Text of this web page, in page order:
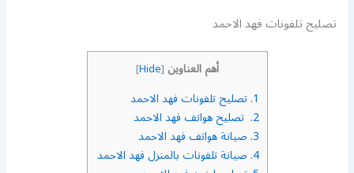
تصليح تلفونات فهد الاحمد
أهم العناوين [
Hide
]
1. تصليح تلفونات فهد الاحمد
2. تصليح هواتف فهد الاحمد
3. صيانة هواتف فهد الاحمد
4. صيانة تلفونات بالمنزل فهد الاحمد